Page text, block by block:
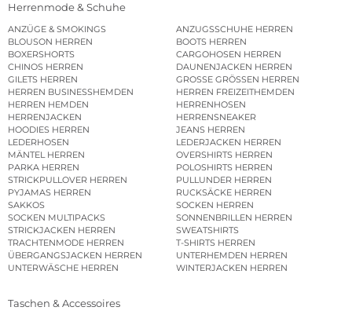
Herrenmode & Schuhe
ANZÜGE & SMOKINGS
ANZUGSSCHUHE HERREN
BLOUSON HERREN
BOOTS HERREN
BOXERSHORTS
CARGOHOSEN HERREN
CHINOS HERREN
DAUNENJACKEN HERREN
GILETS HERREN
GROSSE GRÖSSEN HERREN
HERREN BUSINESSHEMDEN
HERREN FREIZEITHEMDEN
HERREN HEMDEN
HERRENHOSEN
HERRENJACKEN
HERRENSNEAKER
HOODIES HERREN
JEANS HERREN
LEDERHOSEN
LEDERJACKEN HERREN
MÄNTEL HERREN
OVERSHIRTS HERREN
PARKA HERREN
POLOSHIRTS HERREN
STRICKPULLOVER HERREN
PULLUNDER HERREN
PYJAMAS HERREN
RUCKSÄCKE HERREN
SAKKOS
SOCKEN HERREN
SOCKEN MULTIPACKS
SONNENBRILLEN HERREN
STRICKJACKEN HERREN
SWEATSHIRTS
TRACHTENMODE HERREN
T-SHIRTS HERREN
ÜBERGANGSJACKEN HERREN
UNTERHEMDEN HERREN
UNTERWÄSCHE HERREN
WINTERJACKEN HERREN
Taschen & Accessoires